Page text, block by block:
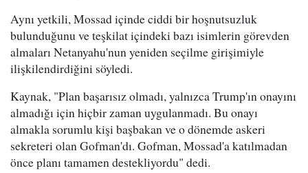
Aynı yetkili, Mossad içinde ciddi bir hoşnutsuzluk
bulunduğunu ve teşkilat içindeki bazı isimlerin görevden
almaları Netanyahu'nun yeniden seçilme girişimiyle
ilişkilendirdiğini söyledi.
Kaynak, "Plan başarısız olmadı, yalnızca Trump'ın onayını
almadığı için hiçbir zaman uygulanmadı. Bu onayı
almakla sorumlu kişi başbakan ve o dönemde askeri
sekreteri olan Gofman'dı. Gofman, Mossad'a katılmadan
önce planı tamamen destekliyordu" dedi.